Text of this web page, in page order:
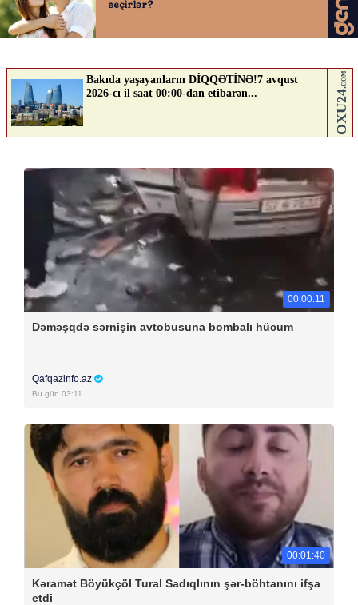
00:00:11
Dəməşqdə sərnişin avtobusuna bombalı hücum
Qafqazinfo.az
Bu gün 03:11
00:01:40
Kəramət Böyükçöl Tural Sadıqlının şər-böhtanını ifşa
etdi